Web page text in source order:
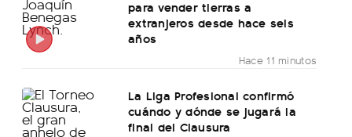
para vender tierras a
extranjeros desde hace seis
años
Hace 11 minutos
La Liga Profesional confirmó
cuándo y dónde se jugará la
final del Clausura